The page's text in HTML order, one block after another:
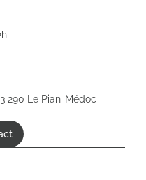
290 Le Pian-Médoc